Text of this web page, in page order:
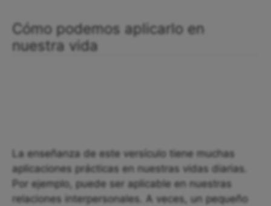
Cómo podemos aplicarlo en
nuestra vida
La enseñanza de este versículo tiene muchas
aplicaciones prácticas en nuestras vidas diarias.
Por ejemplo, puede ser aplicable en nuestras
relaciones interpersonales. A veces, un pequeño